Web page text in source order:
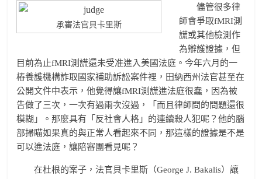
承審法官貝卡里斯
儘管很多律
師會爭取fMRI測
謊或其他檢測作
為辯護證據，但
目前為止fMRI測謊還未受准進入美國法庭。今年六月的一
樁養護機構詐取國家補助訴訟案件裡，田納西州法官甚至在
公開文件中表示，他覺得讓fMRI測謊進法庭很蠢，因為被
告做了三次，一次有過兩次沒過，「而且律師問的問題還很
模糊」。那麼具有「反社會人格」的連續殺人犯呢？他的腦
部掃瞄如果真的與正常人看起來不同，那這樣的證據是不是
可以進法庭，讓陪審團看見呢？
在杜根的案子，法官貝卡里斯（George J. Bakalis）讓